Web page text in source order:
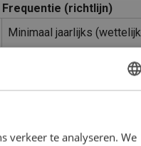
Frequentie (richtlijn)
Minimaal jaarlijks
Periodiek (bijvoorbeeld
Volgens fabrikant of
DUTCH
verkeer te analyseren. We